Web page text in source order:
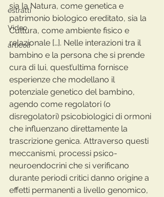
estratti
Video
articoli
sia la Natura, come genetica e
patrimonio biologico ereditato, sia la
Cultura, come ambiente fisico e
relazionale […]. Nelle interazioni tra il
bambino e la persona che si prende
cura di lui, quest’ultima fornisce
esperienze che modellano il
potenziale genetico del bambino,
agendo come regolatori (o
disregolatori) psicobiologici di ormoni
che influenzano direttamente la
trascrizione genica. Attraverso questi
meccanismi, processi psico-
neuroendocrini che si verificano
durante periodi critici danno origine a
effetti permanenti a livello genomico,